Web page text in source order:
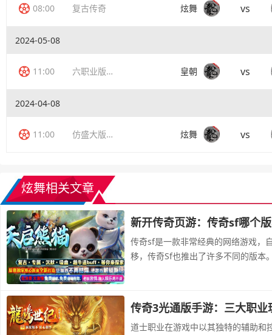
08:00 复古传奇 炫舞 vs
2024-05-08
11:00 六职业版传奇 皇朝 vs
2024-04-08
11:00 仿盛大版传奇 炫舞 vs
炫舞相关文章
新开传奇页游：传奇sf哪个
传奇sf是一款非常经典的网络游戏，
移，传奇Sf也推出了许多不同的版本
传奇3光通版手游：三大职业
道士职业在游戏中以其独特的辅助和